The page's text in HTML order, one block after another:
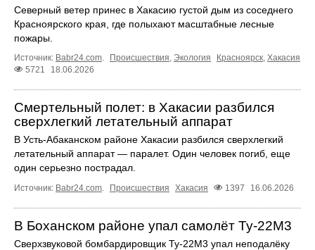
Северный ветер принес в Хакасию густой дым из соседнего
Красноярского края, где полыхают масштабные лесные
пожары.
Источник: Babr24.com Происшествия Экология Красноярск Хакасия
5721
18.06.2026
Смертельный полет: в Хакасии разбился
сверхлегкий летательный аппарат
В Усть-Абаканском районе Хакасии разбился сверхлегкий
летательный аппарат — паралет. Один человек погиб, еще
один серьезно пострадал.
Источник: Babr24.com. Происшествия Хакасия 1397 16.06.2026
В Боханском районе упал самолёт Ту‑22М3
Сверхзвуковой бомбардировщик Ту‑22М3 упал неподалёку